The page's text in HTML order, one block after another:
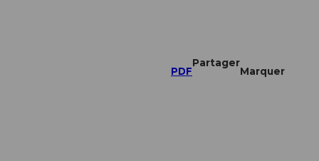
PDF
Partager
Marquer